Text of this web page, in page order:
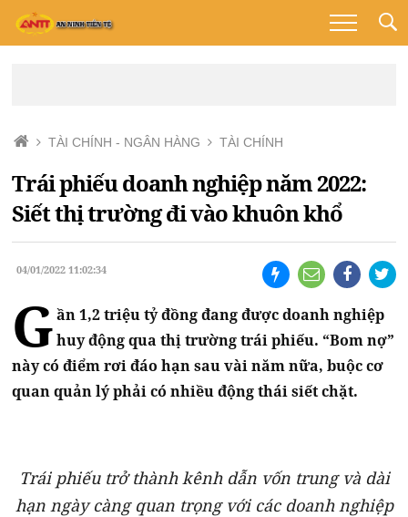
TÀI CHÍNH - NGÂN HÀNG TÀI CHÍNH
Trái phiếu doanh nghiệp năm 2022:
Siết thị trường đi vào khuôn khổ
04/01/2022 11:02:34
G ần 1,2 triệu tỷ đồng đang được doanh nghiệp
huy động qua thị trường trái phiếu. “Bom nợ”
này có điểm rơi đáo hạn sau vài năm nữa, buộc cơ
quan quản lý phải có nhiều động thái siết chặt.
Trái phiếu trở thành kênh dẫn vốn trung và dài
hạn ngày càng quan trọng với các doanh nghiệp